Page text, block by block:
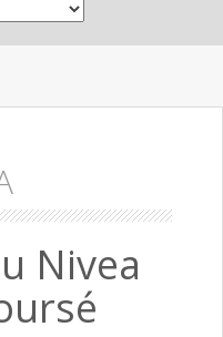
Nivea